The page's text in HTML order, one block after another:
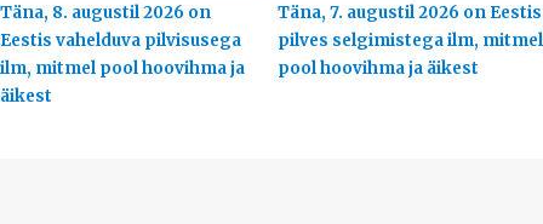
Täna, 8. augustil 2026 on
Eestis vahelduva pilvisusega
ilm, mitmel pool hoovihma ja
äikest
Täna, 7. augustil 2026 on Eestis
pilves selgimistega ilm, mitmel
pool hoovihma ja äikest